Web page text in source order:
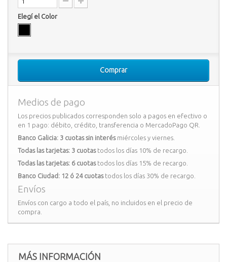
Elegí el Color
Comprar
Medios de pago
Los precios publicados corresponden solo a pagos en efectivo o
en 1 pago: débito, crédito, transferencia o MercadoPago QR.
Banco Galicia: 3 cuotas sin interésmiércoles y viernes.
Todas las tarjetas: 3 cuotastodos los días 10% de recargo.
Todas las tarjetas: 6 cuotastodos los días 15% de recargo.
Banco Ciudad: 12 ó 24 cuotastodos los días 30% de recargo.
Envíos
Envíos con cargo a todo el país, no incluidos en el precio de
compra.
MÁS INFORMACIÓN